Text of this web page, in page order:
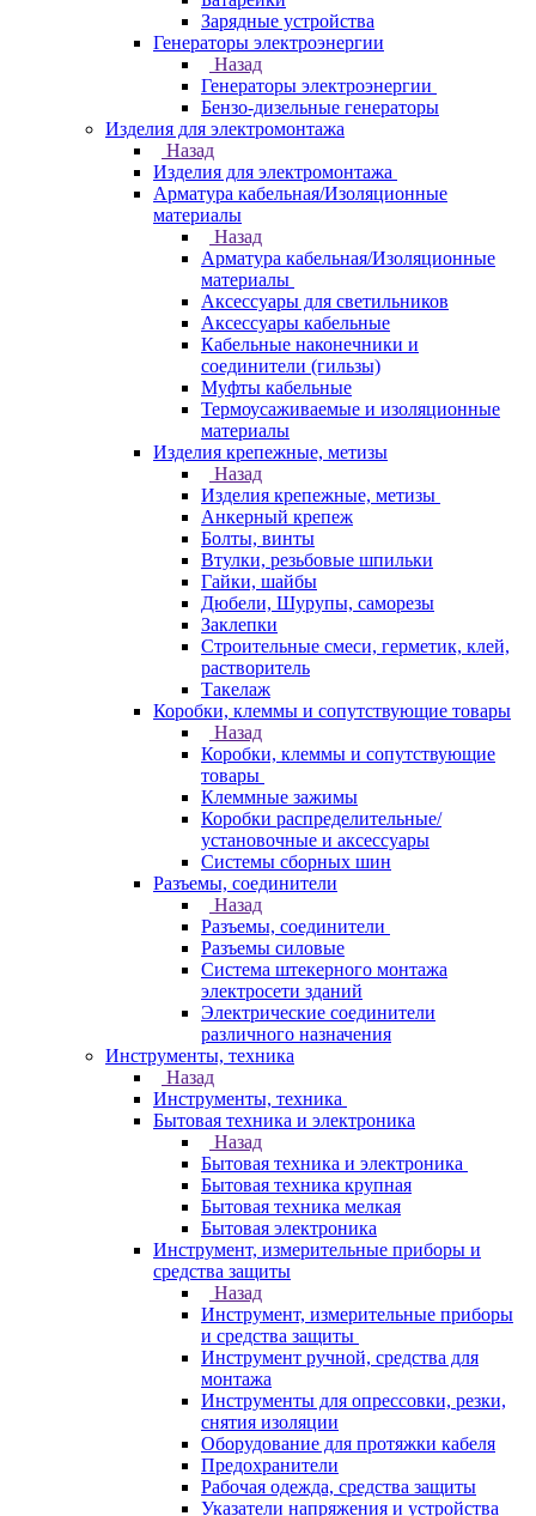
Зарядные устройства
Генераторы электроэнергии
Назад
Генераторы электроэнергии
Бензо-дизельные генераторы
Изделия для электромонтажа
Назад
Изделия для электромонтажа
Арматура кабельная/Изоляционные
материалы
Назад
Арматура кабельная/Изоляционные
материалы
Аксессуары для светильников
Аксессуары кабельные
Кабельные наконечники и
соединители (гильзы)
Муфты кабельные
Термоусаживаемые и изоляционные
материалы
Изделия крепежные, метизы
Назад
Изделия крепежные, метизы
Анкерный крепеж
Болты, винты
Втулки, резьбовые шпильки
Гайки, шайбы
Дюбели, Шурупы, саморезы
Заклепки
Строительные смеси, герметик, клей,
растворитель
Такелаж
Коробки, клеммы и сопутствующие товары
Назад
Коробки, клеммы и сопутствующие
товары
Клеммные зажимы
Коробки распределительные/
установочные и аксессуары
Системы сборных шин
Разъемы, соединители
Назад
Разъемы, соединители
Разъемы силовые
Система штекерного монтажа
электросети зданий
Электрические соединители
различного назначения
Инструменты, техника
Назад
Инструменты, техника
Бытовая техника и электроника
Назад
Бытовая техника и электроника
Бытовая техника крупная
Бытовая техника мелкая
Бытовая электроника
Инструмент, измерительные приборы и
средства защиты
Назад
Инструмент, измерительные приборы
и средства защиты
Инструмент ручной, средства для
монтажа
Инструменты для опрессовки, резки,
снятия изоляции
Оборудование для протяжки кабеля
Предохранители
Рабочая одежда, средства защиты
Указатели напряжения и устройства